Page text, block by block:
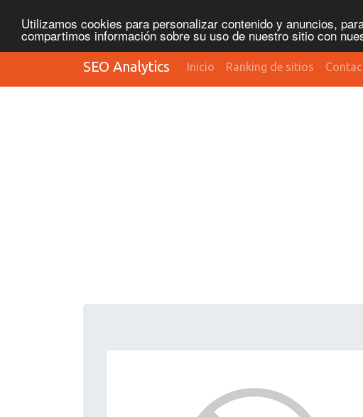
Utilizamos cookies para personalizar contenido y anuncios,
compartimos información sobre su uso de nuestro sitio con
SEO Analytics Inicio Ranking de sitios